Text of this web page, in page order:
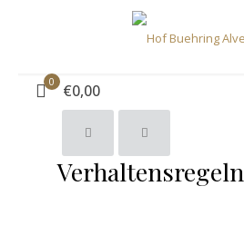
0 €0,00
Verhaltensregeln
Verhaltensregeln